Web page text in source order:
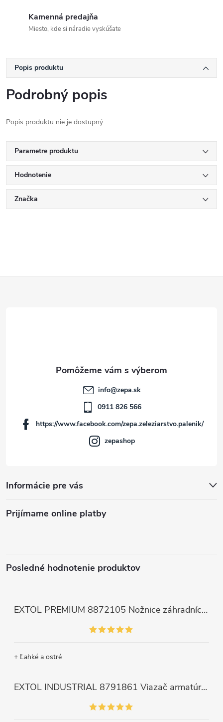
Kamenná predajňa
Miesto, kde si náradie vyskúšate
Popis produktu
Podrobný popis
Popis produktu nie je dostupný
Parametre produktu
Hodnotenie
Značka
Informácie pre vás
info@zepa.sk
0911 826 566
https://www.facebook.com/zepa.zeleziarstvo.palenik/
zepashop
Prijímame online platby
Posledné hodnotenie produktov
EXTOL PREMIUM 8872105 Nožnice záhradnícke dlhé úzke, 200mm, max. prestrih Ø6mm
+ Ľahké a ostré
EXTOL INDUSTRIAL 8791861 Viazač armatúr aku Share20V, bez aku, drôt 0,8mm, oko 8-34mm, bezuhlíkový motor